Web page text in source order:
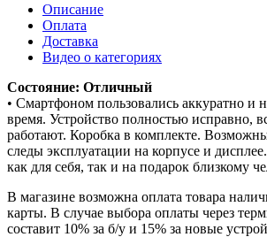
Описание
Оплата
Доставка
Видео о категориях
Состояние: Отличный
• Смартфоном пользовались аккуратно и
время. Устройство полностью исправно,
работают. Коробка в комплекте.
следы эксплуатации на корпусе и
как для себя, так и на подарок близкому
В магазине возможна оплата товара
карты. В случае выбора оплаты через
составит 10% за б/у и 15% за новые